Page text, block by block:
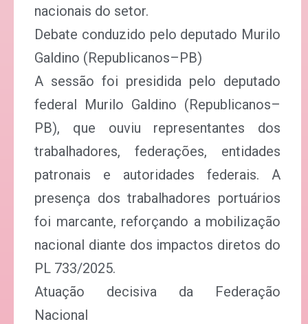
nacionais do setor.
Debate conduzido pelo deputado Murilo
Galdino (Republicanos–PB)
A sessão foi presidida pelo deputado
federal Murilo Galdino (Republicanos–
PB), que ouviu representantes dos
trabalhadores, federações, entidades
patronais e autoridades federais. A
presença dos trabalhadores portuários
foi marcante, reforçando a mobilização
nacional diante dos impactos diretos do
PL 733/2025.
Atuação decisiva da Federação
Nacional